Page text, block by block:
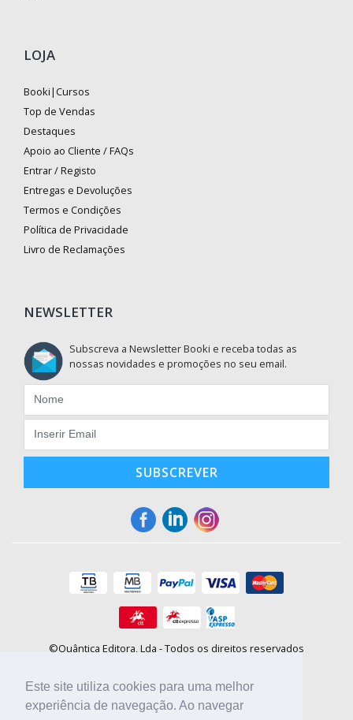
Este site utiliza cookies para uma melhor
experiência de navegação. Ao navegar
LOJA
Booki|Cursos
Top de Vendas
Destaques
Apoio ao Cliente / FAQs
Entrar / Registo
Entregas e Devoluções
Termos e Condições
Política de Privacidade
Livro de Reclamações
NEWSLETTER
Subscreva a Newsletter Booki e receba todas as
nossas novidades e promoções no seu email.
SUBSCREVER
©Quântica Editora, Lda - Todos os direitos reservados
E-mail: info@booki.pt
Tel.: +351 220 104 872(custo de chamada para a rede fixa